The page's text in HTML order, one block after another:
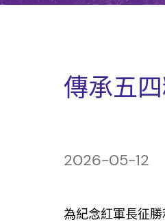
傳承五
2026-05-12
為紀念紅軍長征